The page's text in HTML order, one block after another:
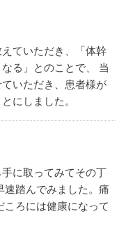
ていただき、「体幹
る」とのことで、
当
いただき、患者様が
にしました。
に取ってみてその丁
速踏んでみました。痛
ころには健康になって